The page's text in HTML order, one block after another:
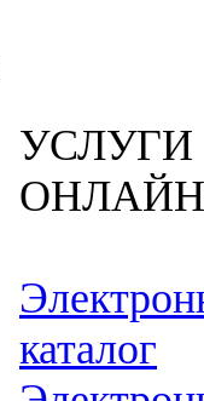
УСЛУГИ
ОНЛАЙН
каталог